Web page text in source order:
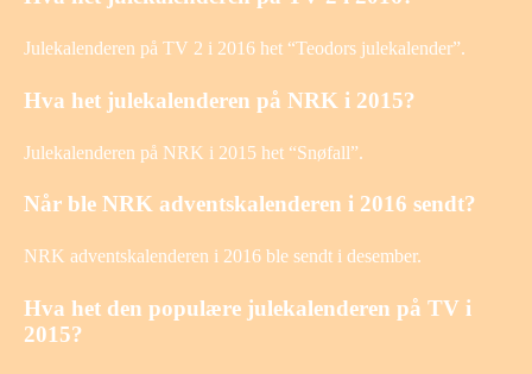
Julekalenderen på TV 2 i 2016 het “Teodors julekalender”.
Hva het julekalenderen på NRK i 2015?
Julekalenderen på NRK i 2015 het “Snøfall”.
Når ble NRK adventskalenderen i 2016 sendt?
NRK adventskalenderen i 2016 ble sendt i desember.
Hva het den populære julekalenderen på TV i
2015?